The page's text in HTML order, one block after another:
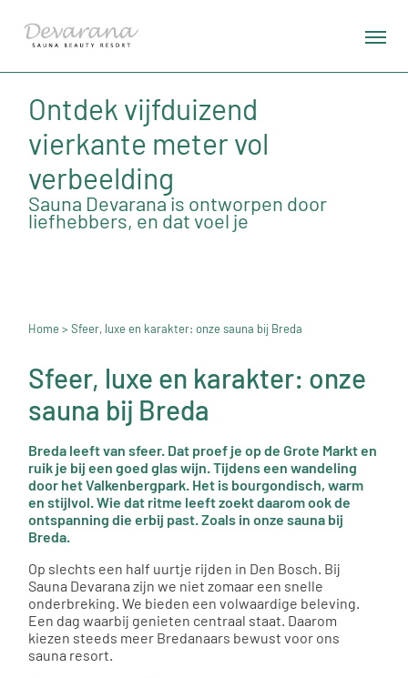
Ontdek vijfduizend
vierkante meter vol
verbeelding
Sauna Devarana is ontworpen door
liefhebbers, en dat voel je
Home> Sfeer, luxe en karakter: onze sauna bij Breda
Sfeer, luxe en karakter: onze
sauna bij Breda
Breda leeft van sfeer. Dat proef je op de Grote Markt en
ruik je bij een goed glas wijn. Tijdens een wandeling
door het Valkenbergpark. Het is bourgondisch, warm
en stijlvol. Wie dat ritme leeft zoekt daarom ook de
ontspanning die erbij past. Zoals in onze sauna bij
Breda.
Op slechts een half uurtje rijden in Den Bosch. Bij
Sauna Devarana zijn we niet zomaar een snelle
onderbreking. We bieden een volwaardige beleving.
Een dag waarbij genieten centraal staat. Daarom
kiezen steeds meer Bredanaars bewust voor ons
sauna resort.